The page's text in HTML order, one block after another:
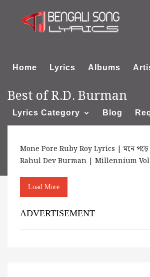
Home Lyrics Albums
Lyrics Category Blog
About us
Best of R.D. Burman
Mone Pore Ruby Roy Lyrics | মনে পড়ে
Rahul Dev Burman | Millennium Vol
Load More
ADVERTISEMENT